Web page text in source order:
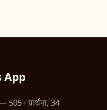
App
505+ प्रार्थना, 34